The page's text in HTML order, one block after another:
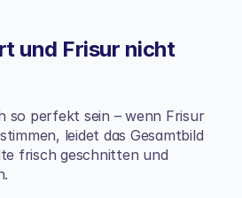
und Frisur nicht
so perfekt sein – wenn Frisur
leidet das Gesamtbild
frisch geschnitten und